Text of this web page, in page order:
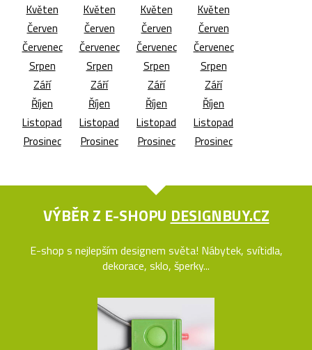
Květen
Červen
Červenec
Srpen
Září
Říjen
Listopad
Prosinec
Květen
Červen
Červenec
Srpen
Září
Říjen
Listopad
Prosinec
Květen
Červen
Červenec
Srpen
Září
Říjen
Listopad
Prosinec
Květen
Červen
Červenec
Srpen
Září
Říjen
Listopad
Prosinec
VÝBĚR Z E-SHOPU DESIGNBUY.CZ
E-shop s nejlepším designem světa! Nábytek, svítidla,
dekorace, sklo, šperky...